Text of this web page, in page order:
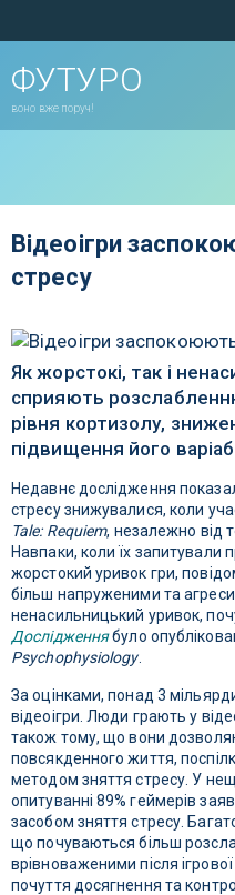
ФУТУРО
воно вже поруч!
Відеоігри
стресу
Як жорстокі, так і
сприяють
рівня кортизолу,
підвищення його
Недавнє дослідження
стресу знижувалися, коли
Tale: Requiem, незалежно від
Навпаки, коли їх запитували
жорстокий уривок гри,
більш напруженими та
ненасильницький уривок,
Дослідженнябуло
Psychophysiology.
За оцінками, понад 3
відеоігри. Люди грають у
також тому, що вони
повсякденного життя,
методом зняття стресу. У
опитуванні 89% геймерів
засобом зняття стресу.
що почуваються більш
врівноваженими після
почуття досягнення та